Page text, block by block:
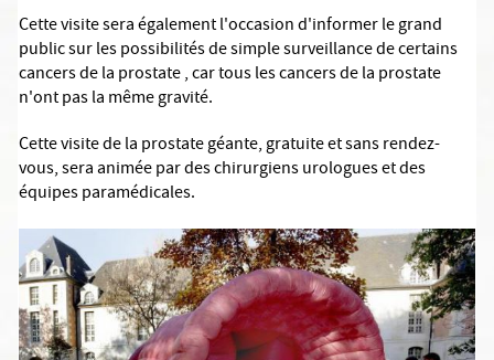
Cette visite sera également l'occasion d'informer le grand
public sur les possibilités de simple surveillance de certains
cancers de la prostate , car tous les cancers de la prostate
n'ont pas la même gravité.
Cette visite de la prostate géante, gratuite et sans rendez-
vous, sera animée par des chirurgiens urologues et des
équipes paramédicales.